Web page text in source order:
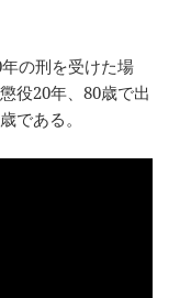
の刑を受けた場
役20年、80歳で出
である。